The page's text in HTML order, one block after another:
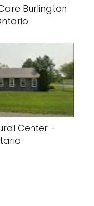
Burlington
Center -